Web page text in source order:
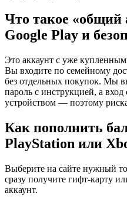
Что такое «общий
Google Play и
Это аккаунт с уже
Вы входите по семейному
без отдельных покупок. Мы
пароль с инструкцией, а
устройством — поэтому
Как пополнить
PlayStation или
Выберите на сайте нужный
сразу получите гифт-карту
аккаунт.